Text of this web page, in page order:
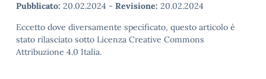
Pubblicato: 20.02.2024 - Revisione: 20.02.2024
Eccetto dove diversamente specificato, questo articolo è
stato rilasciato sotto Licenza Creative Commons
Attribuzione 4.0 Italia.